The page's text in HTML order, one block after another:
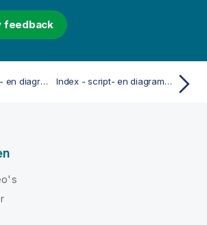
feedback
Hash160 - script- en diagramfunctie Index - script- en diagramfunctie